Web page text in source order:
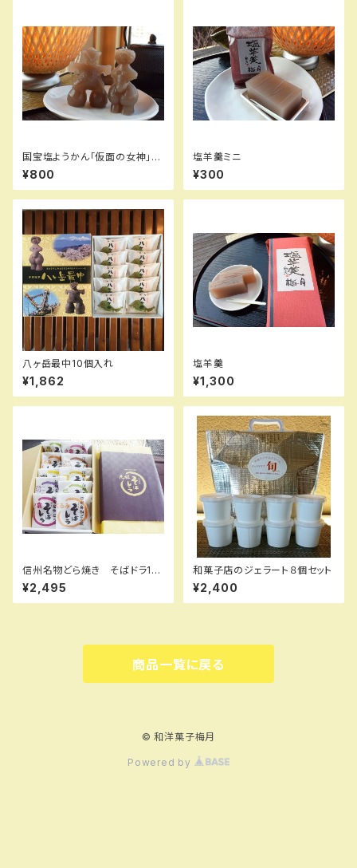
国宝塩ようかん「仮面の女神」
「縄文のビーナス」 ２つセット
¥800
塩羊羹ミニ
¥300
八ヶ岳最中10個入れ
¥1,862
塩羊羹
¥1,300
信州名物どら焼き そばドラ10
個入り
¥2,495
和菓子店のジェラート８個セット
¥2,400
商品一覧に戻る
© 和洋菓子梅月
Powered by